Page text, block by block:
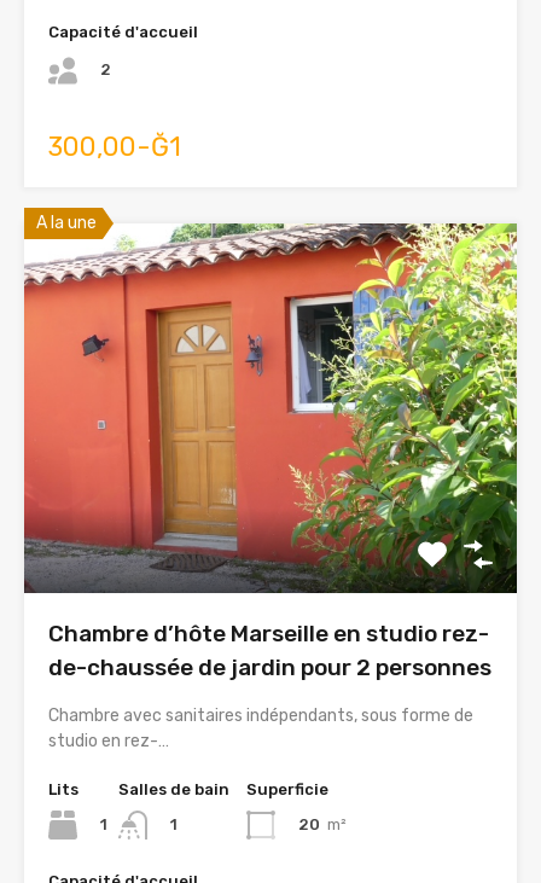
Capacité d'accueil
2
300,00-Ğ1
A la une
Chambre d’hôte Marseille en studio rez-
de-chaussée de jardin pour 2 personnes
Chambre avec sanitaires indépendants, sous forme de
studio en rez-…
Lits
1
Salles de bain
1
Superficie
20 m²